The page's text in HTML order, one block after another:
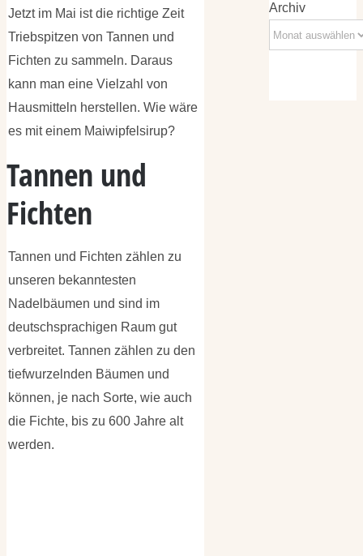
Jetzt im Mai ist die richtige Zeit
Triebspitzen von Tannen und
Fichten zu sammeln. Daraus
kann man eine Vielzahl von
Hausmitteln herstellen. Wie wäre
es mit einem Maiwipfelsirup?
Tannen und
Fichten
Tannen und Fichten zählen zu
unseren bekanntesten
Nadelbäumen und sind im
deutschsprachigen Raum gut
verbreitet. Tannen zählen zu den
tiefwurzelnden Bäumen und
können, je nach Sorte, wie auch
die Fichte, bis zu 600 Jahre alt
werden.
Archiv